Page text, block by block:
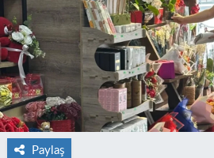
Paylaş
Resmi İlanlar
Haber Arşivi